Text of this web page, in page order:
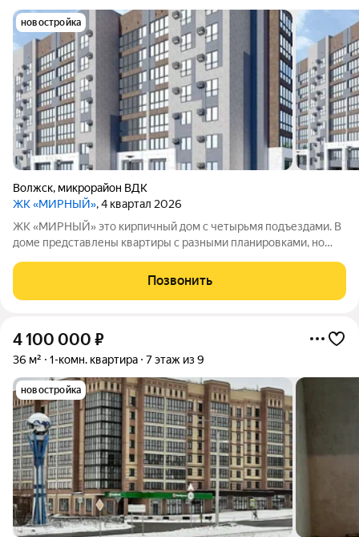
новостройка
Волжск, микрорайон ВДК
ЖК «МИРНЫЙ», 4 квартал 2026
ЖК «МИРНЫЙ» это кирпичный дом с четырьмя подъездами. В
доме представлены квартиры с разными планировками, но
метра, отопление централизованное. Для жителей будут
обустроены детские игровые
Позвонить
4 100 000 ₽
36 м² 1-комн. квартира 7 этаж из 9
новостройка